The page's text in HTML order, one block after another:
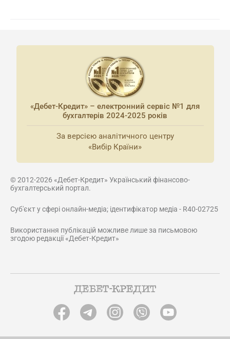
«Дебет-Кредит» – електронний сервіс №1 для
бухгалтерів 2024-2025 років
За версією аналітичного центру
«Вибір Країни»
© 2012-2026 «Дебет-Кредит» Український фінансово-
бухгалтерський портал.
Суб'єкт у сфері онлайн-медіа; ідентифікатор медіа - R40-02725
Використання публікацій можливе лише за письмовою
згодою редакції «Дебет-Кредит»